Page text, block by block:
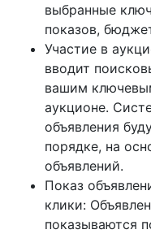
выбранные
показов,
Участие в
вводит
вашим
аукционе.
объявления
порядке, на
объявлений.
Показ
клики:
показываются